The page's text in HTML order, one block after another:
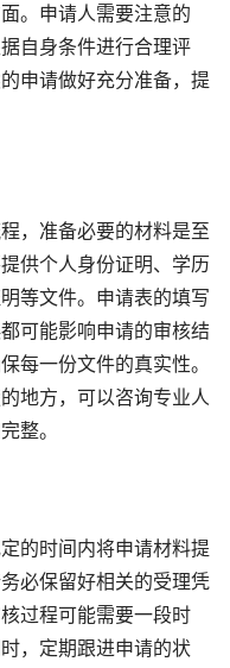
。申请人需要注意的
自身条件进行合理评
申请做好充分准备，提
，准备必要的材料是至
供个人身份证明、学历
等文件。申请表的填写
可能影响申请的审核结
每一份文件的真实性。
地方，可以咨询专业人
整。
的时间内将申请材料提
必保留好相关的受理凭
过程可能需要一段时
，定期跟进申请的状